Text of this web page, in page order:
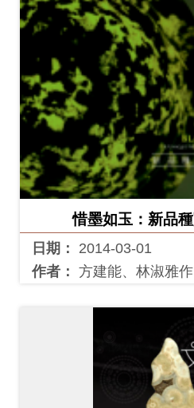
惜墨如玉：新品
日期：
2014-03-01
作者： 方建能、林淑雅作